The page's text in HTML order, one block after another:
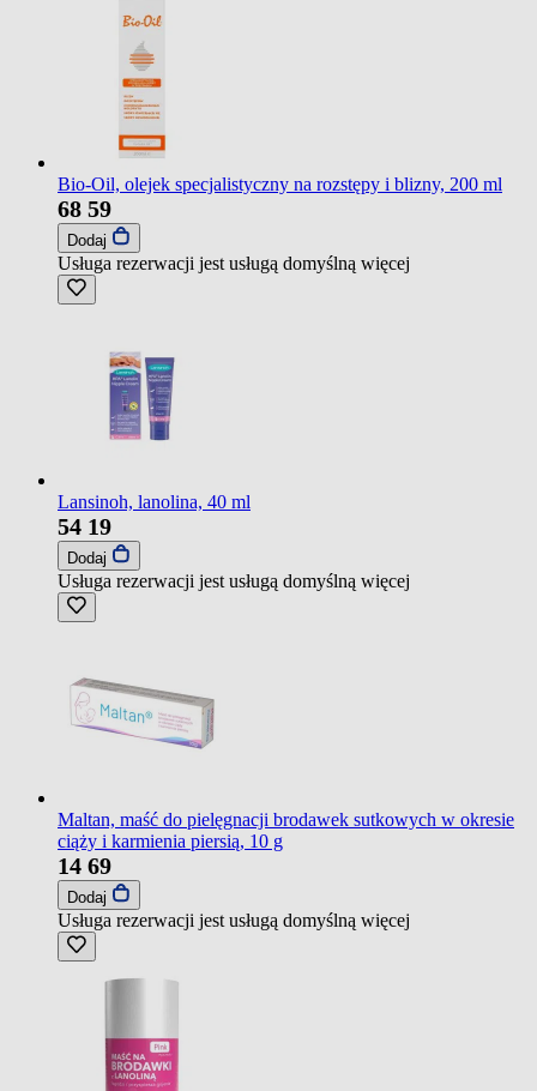
Bio-Oil, olejek specjalistyczny na rozstępy i blizny, 200 ml
68 59
Dodaj
Usługa rezerwacji jest usługą domyślną więcej
Lansinoh, lanolina, 40 ml
54 19
Dodaj
Usługa rezerwacji jest usługą domyślną więcej
Maltan, maść do pielęgnacji brodawek sutkowych w okresie
ciąży i karmienia piersią, 10 g
14 69
Dodaj
Usługa rezerwacji jest usługą domyślną więcej